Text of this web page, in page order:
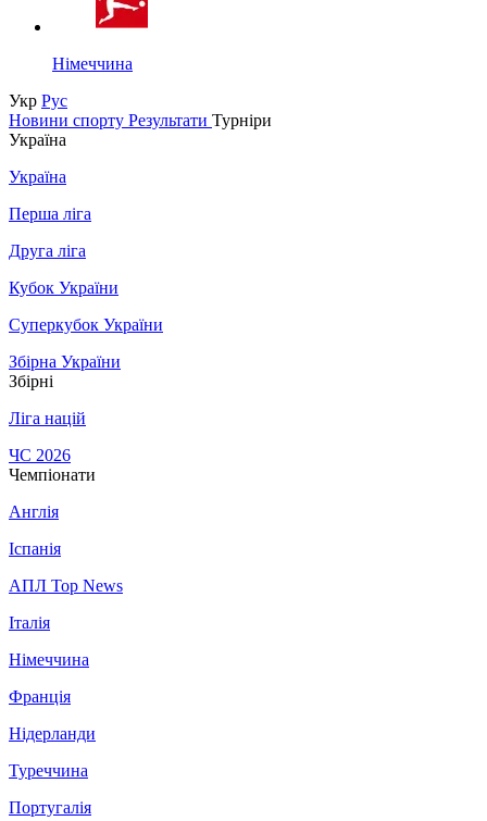
Німеччина
Укр Рус
Новини спорту Результати Турніри
Україна
Україна
Перша ліга
Друга ліга
Кубок України
Суперкубок України
Збірна України
Збірні
Ліга націй
ЧС 2026
Чемпіонати
Англія
Іспанія
АПЛ Top News
Італія
Німеччина
Франція
Нідерланди
Туреччина
Португалія